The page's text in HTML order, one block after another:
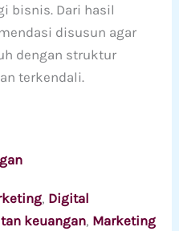
bisnis. Dari hasil
disusun agar
dengan struktur
terkendali.
, Digital
keuangan, Marketing